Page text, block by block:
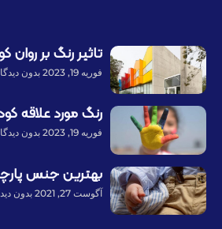
تاثیر رنگ بر روان
فوریه 19, 2023 بدون
رنگ مورد علاقه
فوریه 19, 2023 بدون
بهترین جنس
آگوست 27, 2021 بدون